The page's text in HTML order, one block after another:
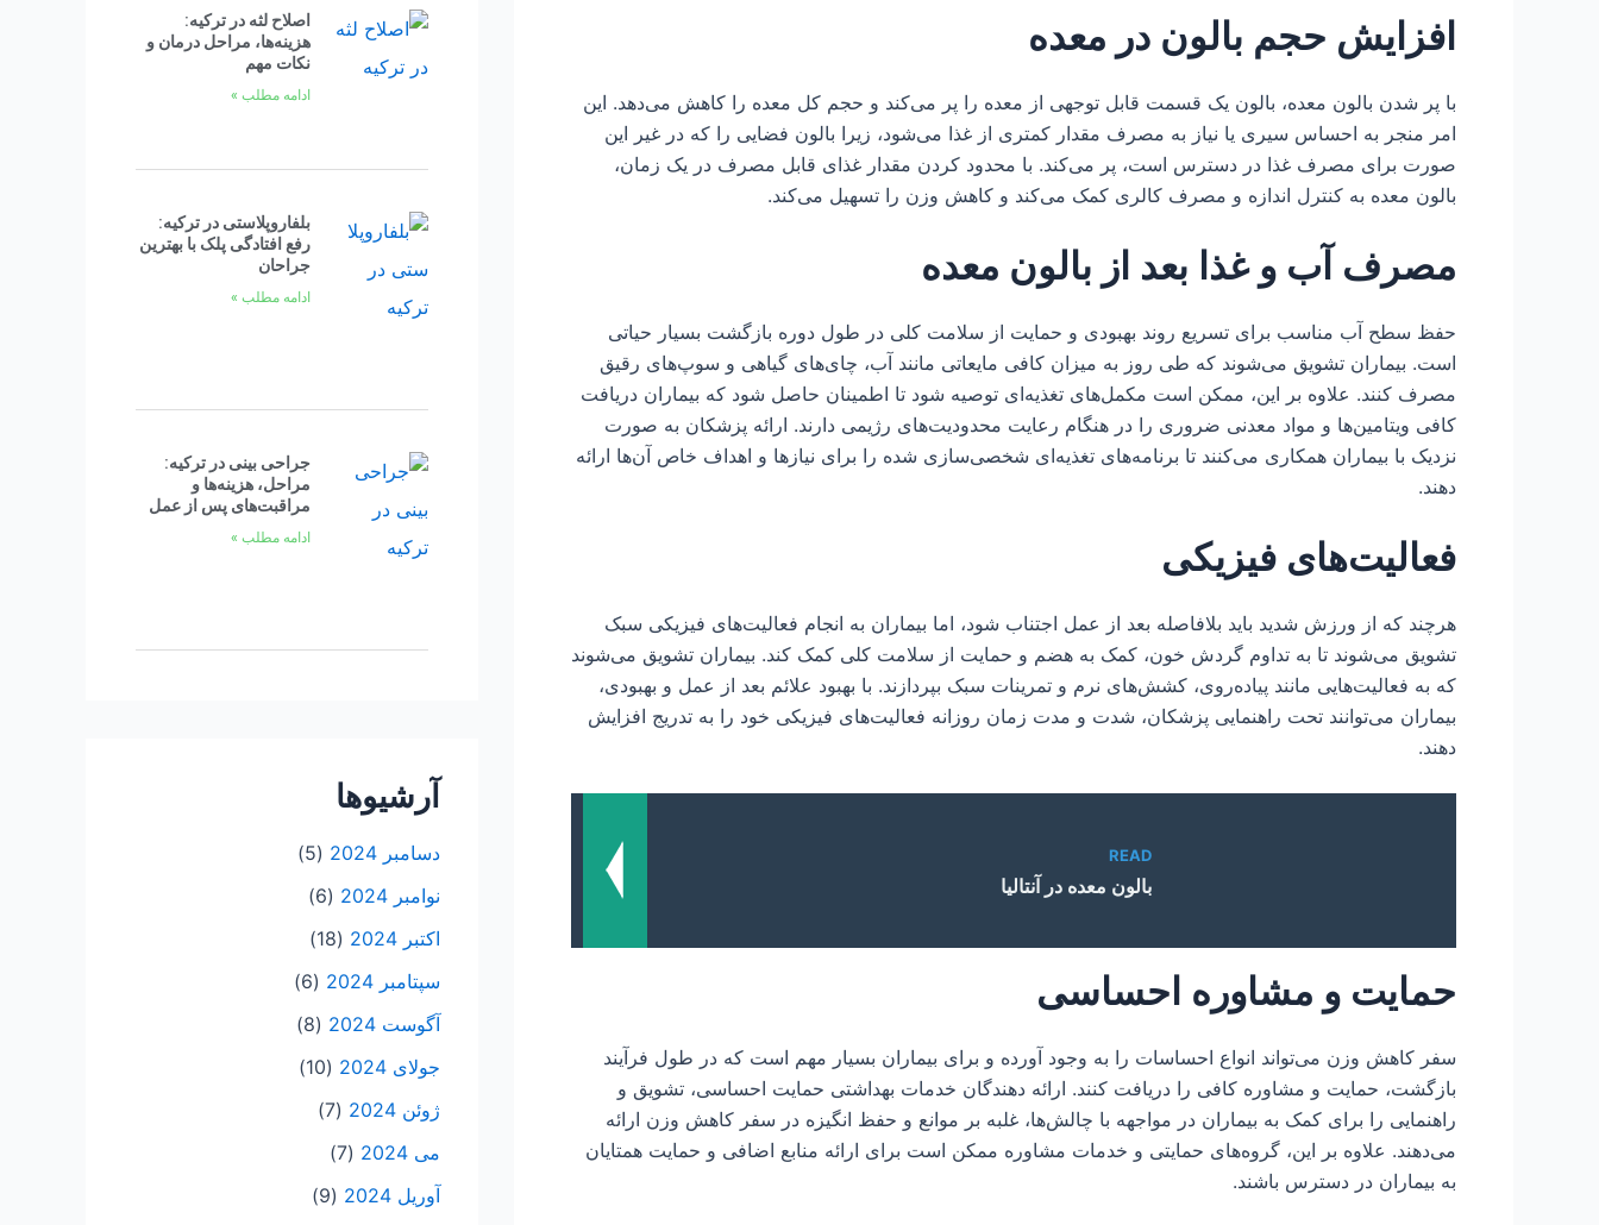
افزایش حجم بالون در معده
با پر شدن بالون معده، بالون یک قسمت قابل توجهی از معده را پر می‌کند و حجم کل معده را کاهش می‌دهد. این
امر منجر به احساس سیری یا نیاز به مصرف مقدار کمتری از غذا می‌شود، زیرا بالون فضایی را که در غیر این
صورت برای مصرف غذا در دسترس است، پر می‌کند. با محدود کردن مقدار غذای قابل مصرف در یک زمان،
بالون معده به کنترل اندازه و مصرف کالری کمک می‌کند و کاهش وزن را تسهیل می‌کند.
مصرف آب و غذا بعد از بالون معده
حفظ سطح آب مناسب برای تسریع روند بهبودی و حمایت از سلامت کلی در طول دوره بازگشت بسیار حیاتی
است. بیماران تشویق می‌شوند که طی روز به میزان کافی مایعاتی مانند آب، چای‌های گیاهی و سوپ‌های رقیق
مصرف کنند. علاوه بر این، ممکن است مکمل‌های تغذیه‌ای توصیه شود تا اطمینان حاصل شود که بیماران دریافت
کافی ویتامین‌ها و مواد معدنی ضروری را در هنگام رعایت محدودیت‌های رژیمی دارند. ارائه پزشکان به صورت
نزدیک با بیماران همکاری می‌کنند تا برنامه‌های تغذیه‌ای شخصی‌سازی شده را برای نیازها و اهداف خاص آن‌ها ارائه
دهند.
فعالیت‌های فیزیکی
هرچند که از ورزش شدید باید بلافاصله بعد از عمل اجتناب شود، اما بیماران به انجام فعالیت‌های فیزیکی سبک
تشویق می‌شوند تا به تداوم گردش خون، کمک به هضم و حمایت از سلامت کلی کمک کند. بیماران تشویق می‌شوند
که به فعالیت‌هایی مانند پیاده‌روی، کشش‌های نرم و تمرینات سبک بپردازند. با بهبود علائم بعد از عمل و بهبودی،
بیماران می‌توانند تحت راهنمایی پزشکان، شدت و مدت زمان روزانه فعالیت‌های فیزیکی خود را به تدریج افزایش
دهند.
READ
بالون معده در آنتالیا
حمایت و مشاوره احساسی
سفر کاهش وزن می‌تواند انواع احساسات را به وجود آورده و برای بیماران بسیار مهم است که در طول فرآیند
بازگشت، حمایت و مشاوره کافی را دریافت کنند. ارائه دهندگان خدمات بهداشتی حمایت احساسی، تشویق و
راهنمایی را برای کمک به بیماران در مواجهه با چالش‌ها، غلبه بر موانع و حفظ انگیزه در سفر کاهش وزن ارائه
می‌دهند. علاوه بر این، گروه‌های حمایتی و خدمات مشاوره ممکن است برای ارائه منابع اضافی و حمایت همتایان
به بیماران در دسترس باشند.
اصلاح لثه در ترکیه:
هزینه‌ها، مراحل درمان و
نکات مهم
ادامه مطلب »
بلفاروپلاستی در ترکیه:
رفع افتادگی پلک با بهترین
جراحان
ادامه مطلب »
جراحی بینی در ترکیه:
مراحل، هزینه‌ها و
مراقبت‌های پس از عمل
ادامه مطلب »
آرشیوها
دسامبر 2024
(5)
نوامبر 2024
(6)
اکتبر 2024
(18)
سپتامبر 2024
(6)
آگوست 2024
(8)
جولای 2024
(10)
ژوئن 2024
(7)
می 2024
(7)
آوریل 2024
(9)